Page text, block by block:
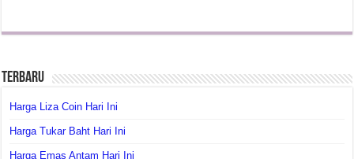
Terbaru
Harga Liza Coin Hari Ini
Harga Tukar Baht Hari Ini
Harga Emas Antam Hari Ini